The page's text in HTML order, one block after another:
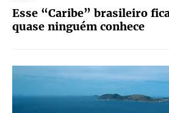
Esse “Caribe” brasileiro
quase ninguém conhece